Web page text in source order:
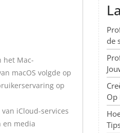
het Mac-
macOS volgde op
op
iCloud-services
en media
de
Op